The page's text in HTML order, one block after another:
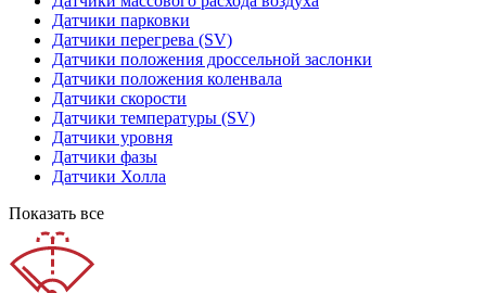
Датчики парковки
Датчики перегрева (SV)
Датчики положения дроссельной заслонки
Датчики положения коленвала
Датчики скорости
Датчики температуры (SV)
Датчики уровня
Датчики фазы
Датчики Холла
Показать все